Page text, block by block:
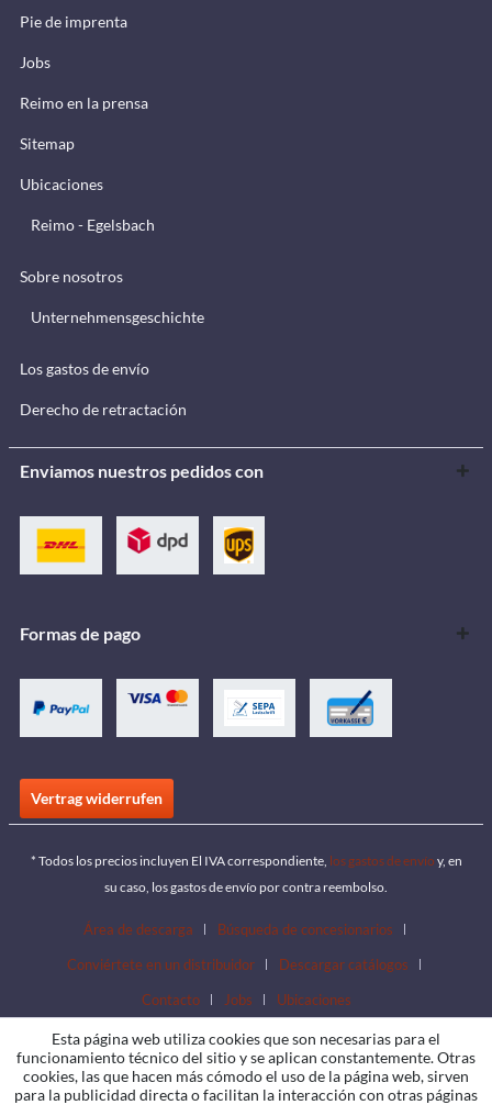
Pie de imprenta
Jobs
Reimo en la prensa
Sitemap
Ubicaciones
Reimo - Egelsbach
Sobre nosotros
Unternehmensgeschichte
Los gastos de envío
Derecho de retractación
Enviamos nuestros pedidos con
Formas de pago
Vertrag widerrufen
* Todos los precios incluyen El IVA correspondiente, los gastos de envío y, en
su caso, los gastos de envío por contra reembolso.
Área de descarga
Búsqueda de concesionarios
Conviértete en un distribuidor
Descargar catálogos
Contacto
Jobs Ubicaciones
Esta página web utiliza cookies que son necesarias para el
funcionamiento técnico del sitio y se aplican constantemente. Otras
cookies, las que hacen más cómodo el uso de la página web, sirven
para la publicidad directa o facilitan la interacción con otras páginas